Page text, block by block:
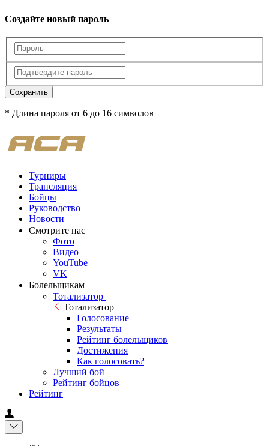
Создайте новый пароль
Сохранить
* Длина пароля от 6 до 16 символов
Турниры
Трансляция
Бойцы
Руководство
Новости
Смотрите нас
Фото
Видео
YouTube
VK
Болельщикам
Тотализатор
Тотализатор
Голосование
Результаты
Рейтинг болельщиков
Достижения
Как голосовать?
Лучший бой
Рейтинг бойцов
Рейтинг